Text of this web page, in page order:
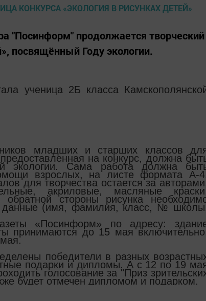
"Посинформ" продолжается творческий
посвящённый Году экологии.
ученица 2Б класса
младших и старших классов
на конкурс, должна
экологии. Сама работа должна
взрослых, на листе формата А-
для творчества остается за
акриловые, масляные
стороны рисунка
данные (имя, фамилия, класс, №
«Посинформ» по адресу:
принимаются до 15 мая
победители в разных
подарки и дипломы. А с 12 по 19
голосование за "Приз
будет отмечен дипломом и подарком.